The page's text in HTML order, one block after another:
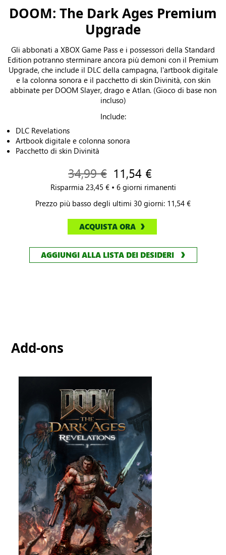
DOOM: The Dark Ages Premium
Upgrade
Gli abbonati a XBOX Game Pass e i possessori della Standard
Edition potranno sterminare ancora più demoni con il Premium
Upgrade, che include il DLC della campagna, l'artbook digitale
e la colonna sonora e il pacchetto di skin Divinità, con skin
abbinate per DOOM Slayer, drago e Atlan. (Gioco di base non
incluso)
Include:
DLC Revelations
Artbook digitale e colonna sonora
Pacchetto di skin Divinità
34,99 € 11,54 €
Risparmia 23,45 € • 6 giorni rimanenti
Prezzo più basso degli ultimi 30 giorni: 11,54 €
ACQUISTA ORA
AGGIUNGI ALLA LISTA DEI DESIDERI
Add-ons